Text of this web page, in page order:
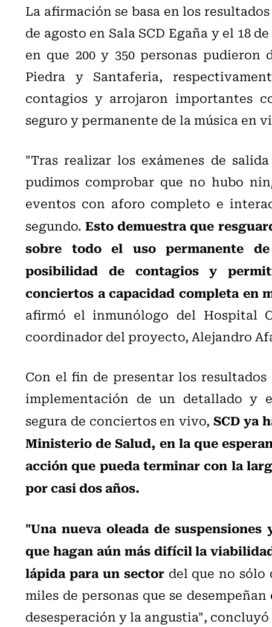
La afirmación se basa en los
de agosto en Sala SCD Egaña y el 18
en que 200 y 350 personas
Piedra y Santaferia,
contagios y arrojaron importantes
seguro y permanente de la música en
"Tras realizar los exámenes de
pudimos comprobar que no hubo
eventos con aforo completo e
segundo.Esto demuestra que
sobre todo el uso permanente
posibilidad de contagios y
conciertos a capacidad completa en
afirmó el inmunólogo del Hospital
coordinador del proyecto, Alejandro
Con el fin de presentar los
implementación de un detallado y
segura de conciertos en vivo,SCD ya
Ministerio de Salud, en la que
acción que pueda terminar con la
por casi dos años.
"Una nueva oleada de
que hagan aún más difícil la
lápida para un sectordel que no sólo
miles de personas que se
desesperación y la angustia", concluyó